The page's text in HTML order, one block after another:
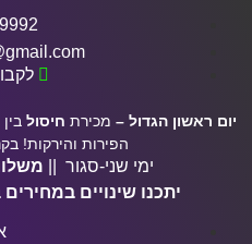
יום ראשון הגדול – מכירת חיסול
הפירות והירקות!
ימי שני-סגור ||
יתכנו שינויים